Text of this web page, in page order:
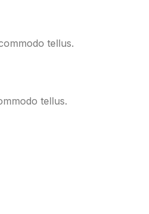
tellus.
tellus.